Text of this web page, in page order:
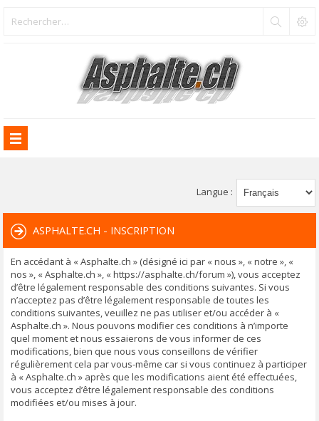
Langue :
ASPHALTE.CH - INSCRIPTION
En accédant à « Asphalte.ch » (désigné ici par « nous », « notre », «
nos », « Asphalte.ch », « https://asphalte.ch/forum »), vous acceptez
d’être légalement responsable des conditions suivantes. Si vous
n’acceptez pas d’être légalement responsable de toutes les
conditions suivantes, veuillez ne pas utiliser et/ou accéder à «
Asphalte.ch ». Nous pouvons modifier ces conditions à n’importe
quel moment et nous essaierons de vous informer de ces
modifications, bien que nous vous conseillons de vérifier
régulièrement cela par vous-même car si vous continuez à participer
à « Asphalte.ch » après que les modifications aient été effectuées,
vous acceptez d’être légalement responsable des conditions
modifiées et/ou mises à jour.